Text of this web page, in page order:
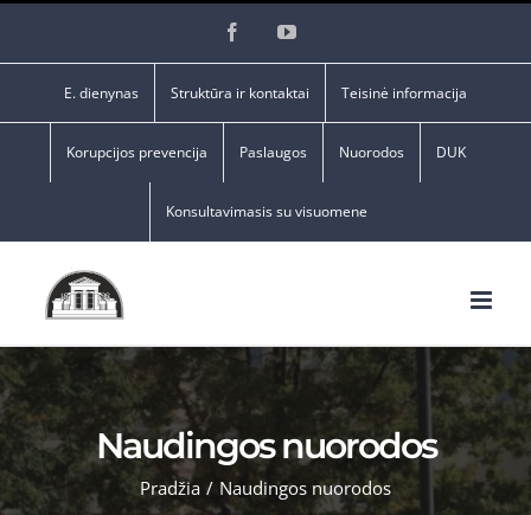
FacebookYouTube
E. dienynas Struktūra ir kontaktai Teisinė informacija
Korupcijos prevencija Paslaugos Nuorodos DUK
Konsultavimasis su visuomene
Naudingos nuorodos
Pradžia / Naudingos nuorodos